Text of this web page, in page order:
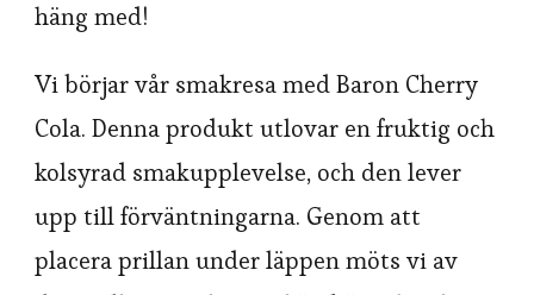
häng med!
Vi börjar vår smakresa med Baron Cherry
Cola. Denna produkt utlovar en fruktig och
kolsyrad smakupplevelse, och den lever
upp till förväntningarna. Genom att
placera prillan under läppen möts vi av